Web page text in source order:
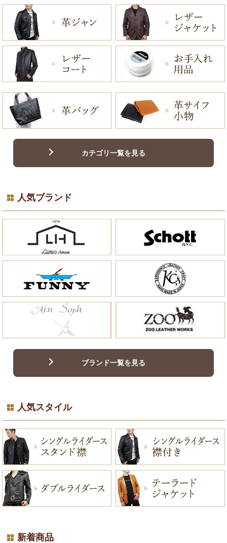
カテゴリ一覧を見る
人気ブランド
ブランド一覧を見る
人気スタイル
新着商品